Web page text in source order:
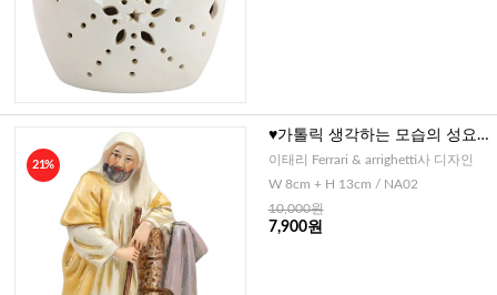
21%
♥가톨릭 생각하는 모습의 성요
셉-이태리 디자인
이태리 Ferrari & arrighetti사 디자인
W 8cm + H 13cm / NA02
10,000원
7,900원